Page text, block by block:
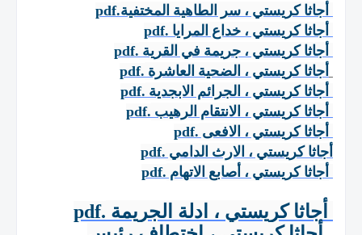
أجاثا كريستي ، سر الطاهية المختفية.pdf
أجاثا كريستي ، خداع المرايا .pdf
أجاثا كريستي ، جريمة في القرية .pdf
أجاثا كريستي ، الضحية العاشرة .pdf
أجاثا كريستي ، الجرائم الابجدية .pdf
أجاثا كريستي ، الانتقام الرهيب .pdf
أجاثا كريستي ، الافعى .pdf
أجاثا كريستي ، الارث الدامي .pdf
أجاثا كريستي ، أصابع الاتهام .pdf
أجاثا كريستي ، ادلة الجريمة .pdf